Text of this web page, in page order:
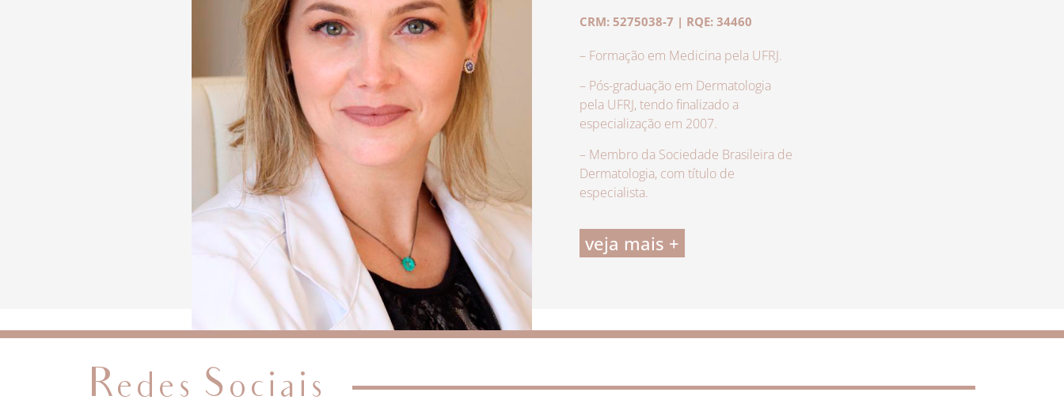
CRM: 5275038-7 | RQE: 34460
– Formação em Medicina pela UFRJ.
– Pós-graduação em Dermatologia
pela UFRJ, tendo finalizado a
especialização em 2007.
– Membro da Sociedade Brasileira de
Dermatologia, com título de
especialista.
veja mais +
Redes Sociais